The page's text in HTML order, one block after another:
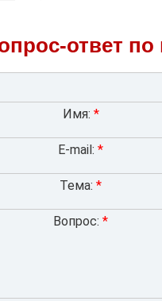
ответ по
Имя: *
E-mail: *
Тема: *
Вопрос: *